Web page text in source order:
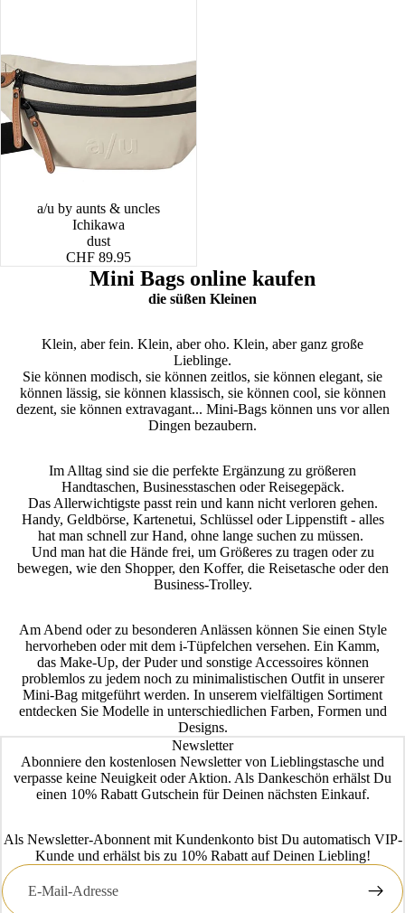
a/u by aunts & uncles
Ichikawa
dust
CHF 89.95
Mini Bags online kaufen
die süßen Kleinen
Klein, aber fein. Klein, aber oho. Klein, aber ganz große
Lieblinge.
Sie können modisch, sie können zeitlos, sie können elegant, sie
können lässig, sie können klassisch, sie können cool, sie können
dezent, sie können extravagant... Mini-Bags können uns vor allen
Dingen bezaubern.
Im Alltag sind sie die perfekte Ergänzung zu größeren
Handtaschen, Businesstaschen oder Reisegepäck.
Das Allerwichtigste passt rein und kann nicht verloren gehen.
Handy, Geldbörse, Kartenetui, Schlüssel oder Lippenstift - alles
hat man schnell zur Hand, ohne lange suchen zu müssen.
Und man hat die Hände frei, um Größeres zu tragen oder zu
bewegen, wie den Shopper, den Koffer, die Reisetasche oder den
Business-Trolley.
Am Abend oder zu besonderen Anlässen können Sie einen Style
hervorheben oder mit dem i-Tüpfelchen versehen. Ein Kamm,
das Make-Up, der Puder und sonstige Accessoires können
problemlos zu jedem noch zu minimalistischen Outfit in unserer
Mini-Bag mitgeführt werden. In unserem vielfältigen Sortiment
entdecken Sie Modelle in unterschiedlichen Farben, Formen und
Designs.
Newsletter
Abonniere den kostenlosen Newsletter von Lieblingstasche und
verpasse keine Neuigkeit oder Aktion. Als Dankeschön erhälst Du
einen 10% Rabatt Gutschein für Deinen nächsten Einkauf.
Als Newsletter-Abonnent mit Kundenkonto bist Du automatisch VIP-
Kunde und erhälst bis zu 10% Rabatt auf Deinen Liebling!
E-
Mail